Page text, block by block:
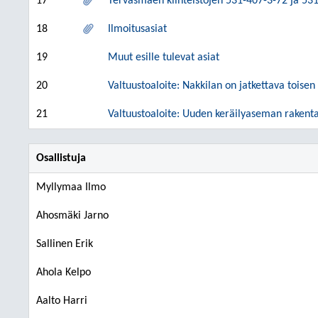
18 Ilmoitusasiat
19 Muut esille tulevat asiat
20 Valtuustoaloite: Nakkilan on jatkettava
21 Valtuustoaloite: Uuden keräilyaseman
Osallistuja
Myllymaa Ilmo
Ahosmäki Jarno
Sallinen Erik
Ahola Kelpo
Aalto Harri